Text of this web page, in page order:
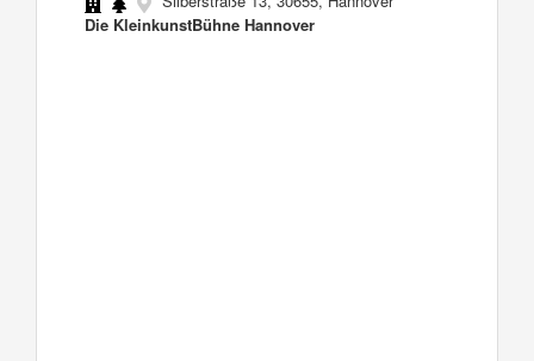
Die KleinkunstBühne Hannover